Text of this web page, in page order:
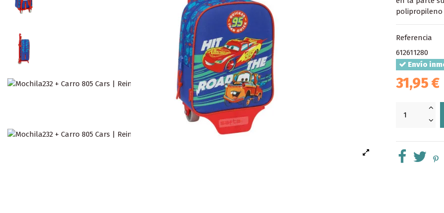
polipropileno
Referencia
612611280
Envío
31,95 €